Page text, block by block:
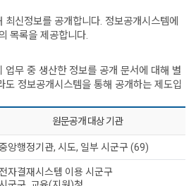
최신정보를 공개합니다. 정보공개시스템에
목록을 제공합니다.
업무 중 생산한 정보를 공개 문서에 대해 별
도 정보공개시스템을 통해 공개하는 제도입
원문공개 대상 기관
앙행정기관, 시도, 일부 시군구 (69)
자결재시스템 이용 시군구